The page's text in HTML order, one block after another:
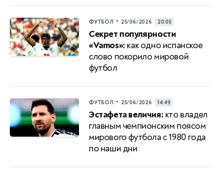
ФУТБОЛ • 25/06/2026 20:05
Секрет популярности
«Vamos»: как одно испанское
слово покорило мировой
футбол
ФУТБОЛ • 25/06/2026 14:49
Эстафета величия: кто владел
главным чемпионским поясом
мирового футбола с 1980 года
по наши дни